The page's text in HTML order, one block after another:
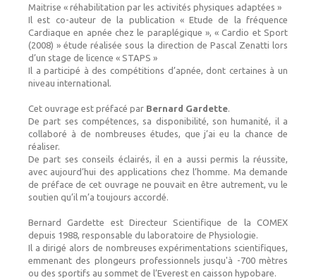
Maitrise « réhabilitation par les activités physiques adaptées »
Il est co-auteur de la publication « Etude de la fréquence
Cardiaque en apnée chez le paraplégique », « Cardio et Sport
(2008) » étude réalisée sous la direction de Pascal Zenatti lors
d’un stage de licence « STAPS »
Il a participé à des compétitions d’apnée, dont certaines à un
niveau international.
Cet ouvrage est préfacé par Bernard Gardette.
De part ses compétences, sa disponibilité, son humanité, il a
collaboré à de nombreuses études, que j’ai eu la chance de
réaliser.
De part ses conseils éclairés, il en a aussi permis la réussite,
avec aujourd’hui des applications chez l’homme. Ma demande
de préface de cet ouvrage ne pouvait en être autrement, vu le
soutien qu’il m’a toujours accordé.
Bernard Gardette est Directeur Scientifique de la COMEX
depuis 1988, responsable du laboratoire de Physiologie.
Il a dirigé alors de nombreuses expérimentations scientifiques,
emmenant des plongeurs professionnels jusqu'à -700 mètres
ou des sportifs au sommet de l’Everest en caisson hypobare.